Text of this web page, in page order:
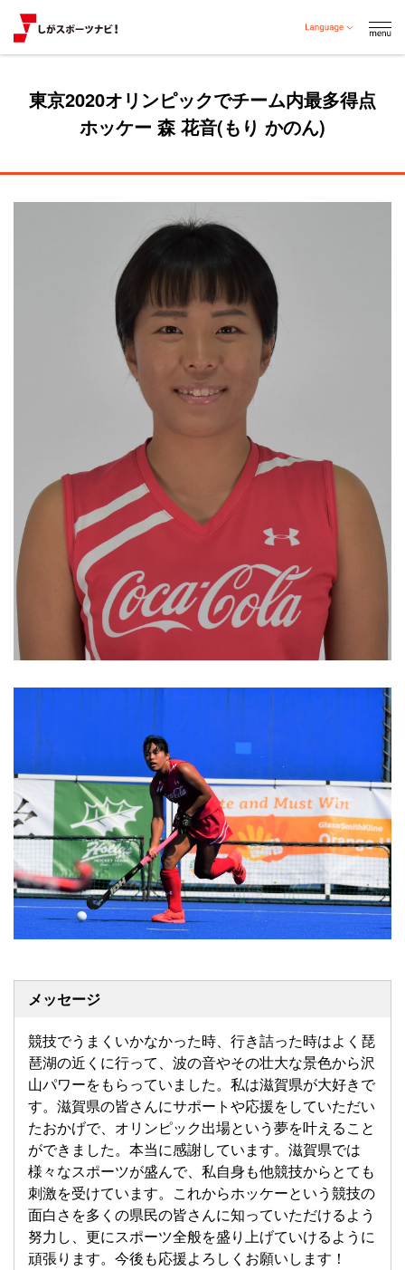
東京2020オリンピックでチーム内最多得点
ホッケー 森 花音(もり かのん)
メッセージ
競技でうまくいかなかった時、行き詰った時はよく琵
琶湖の近くに行って、波の音やその壮大な景色から沢
山パワーをもらっていました。私は滋賀県が大好きで
す。滋賀県の皆さんにサポートや応援をしていただい
たおかげで、オリンピック出場という夢を叶えること
ができました。本当に感謝しています。滋賀県では
様々なスポーツが盛んで、私自身も他競技からとても
刺激を受けています。これからホッケーという競技の
面白さを多くの県民の皆さんに知っていただけるよう
努力し、更にスポーツ全般を盛り上げていけるように
頑張ります。今後も応援よろしくお願いします！